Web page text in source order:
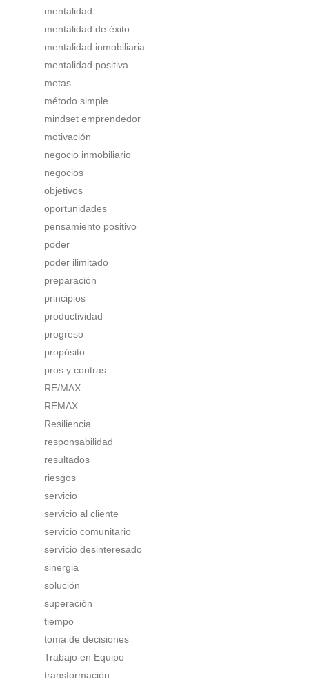
mentalidad
mentalidad de éxito
mentalidad inmobiliaria
mentalidad positiva
metas
método simple
mindset emprendedor
motivación
negocio inmobiliario
negocios
objetivos
oportunidades
pensamiento positivo
poder
poder ilimitado
preparación
principios
productividad
progreso
propósito
pros y contras
RE/MAX
REMAX
Resiliencia
responsabilidad
resultados
riesgos
servicio
servicio al cliente
servicio comunitario
servicio desinteresado
sinergia
solución
superación
tiempo
toma de decisiones
Trabajo en Equipo
transformación